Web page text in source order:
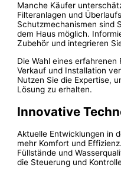
Manche Käufer
Filteranlagen und
Schutzmechanismen sind
dem Haus möglich.
Zubehör und integrieren
Die Wahl eines
Verkauf und Installation
Nutzen Sie die Expertise,
Lösung zu erhalten.
Innovative
Aktuelle Entwicklungen in
mehr Komfort und
Füllstände und
die Steuerung und